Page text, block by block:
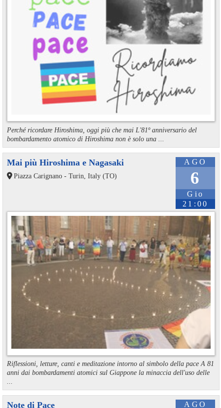
Perché ricordare Hiroshima, oggi più che mai L'81º anniversario del
bombardamento atomico di Hiroshima non è solo una ...
AGO
6
Gio
21:00
Mai più Hiroshima e Nagasaki
Piazza Carignano - Turin, Italy (TO)
Riflessioni, letture, canti e meditazione intorno al simbolo della pace A 81
anni dai bombardamenti atomici sul Giappone la minaccia dell'uso delle
...
AGO
Note di Pace